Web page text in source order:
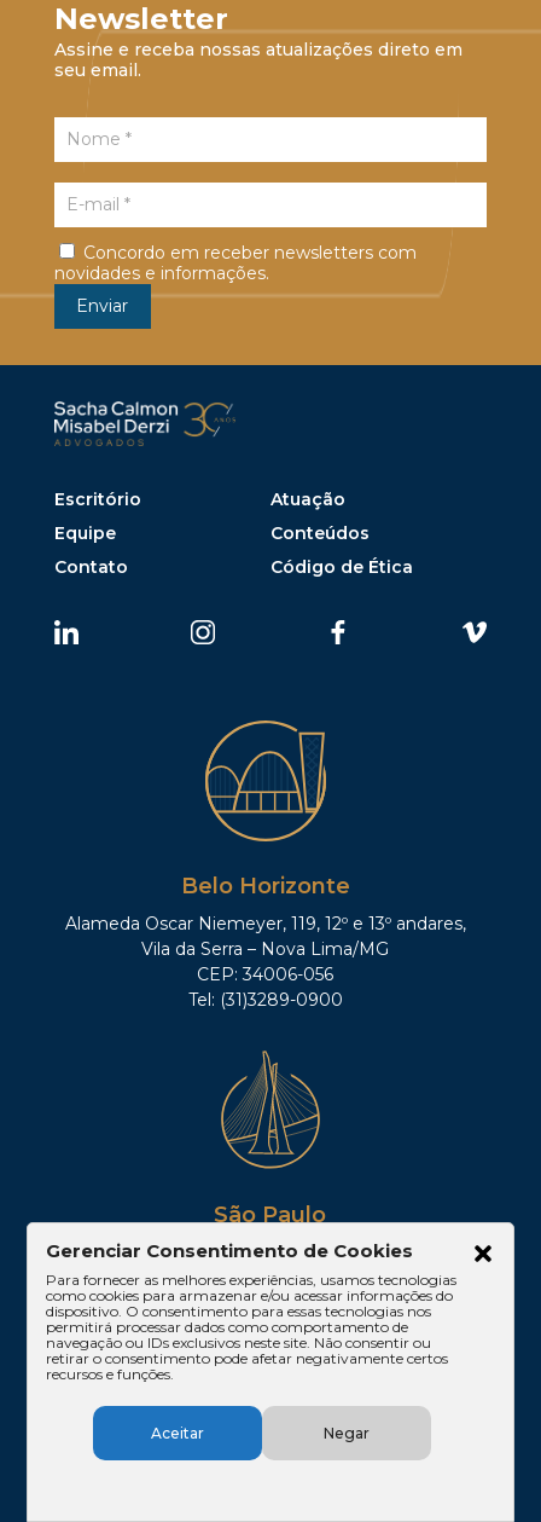
Newsletter
Assine e receba nossas atualizações direto em
seu email.
Concordo em receber newsletters com
novidades e informações.
Escritório
Atuação
Equipe
Conteúdos
Contato
Código de Ética
Belo Horizonte
Alameda Oscar Niemeyer, 119, 12º e 13º andares,
Vila da Serra – Nova Lima/MG
CEP: 34006-056
Tel: (31)3289-0900
São Paulo
Av. Paulista, 1842, 16º andar, Conjuntos 167 e 168,
Edifício Cetenco Plaza – Torre Norte
Bela Vista – São Paulo/SP
CEP 01310-200
Tel: (11)3061-1665
Gerenciar Consentimento de Cookies
Para fornecer as melhores experiências, usamos tecnologias
como cookies para armazenar e/ou acessar informações do
dispositivo. O consentimento para essas tecnologias nos
permitirá processar dados como comportamento de
navegação ou IDs exclusivos neste site. Não consentir ou
retirar o consentimento pode afetar negativamente certos
recursos e funções.
Aceitar Negar